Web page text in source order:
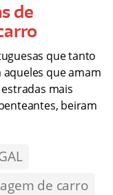
de
que tanto
que amam
mais
beiram
de carro